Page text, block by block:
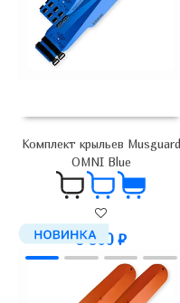
Комплект крыльев Musguard
OMNI Blue
5 900 ₽